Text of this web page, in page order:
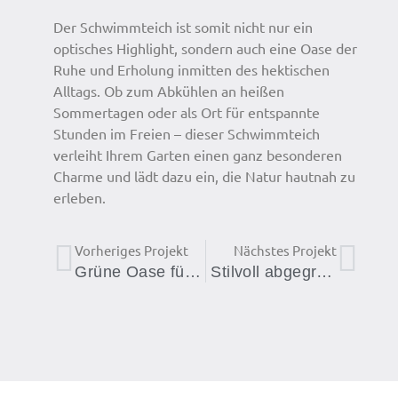
Der Schwimmteich ist somit nicht nur ein
optisches Highlight, sondern auch eine Oase der
Ruhe und Erholung inmitten des hektischen
Alltags. Ob zum Abkühlen an heißen
Sommertagen oder als Ort für entspannte
Stunden im Freien – dieser Schwimmteich
verleiht Ihrem Garten einen ganz besonderen
Charme und lädt dazu ein, die Natur hautnah zu
erleben.
Zurück
Vorheriges Projekt
Grüne Oase für Mensch und Tier: der Koiteich
Nächstes Projekt
Stilvoll abgegrenzt wohnen